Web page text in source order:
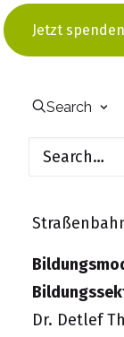
Jetzt spenden
Search
im
Hans-Ulrich
13. Oktober,
HAVAG-
Dr. Detlef